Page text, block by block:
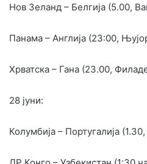
Нов Зеланд – Белгија (5.00,
Панама – Англија (23:00,
Хрватска – Гана (23.00,
28 јуни:
Колумбија – Португалија